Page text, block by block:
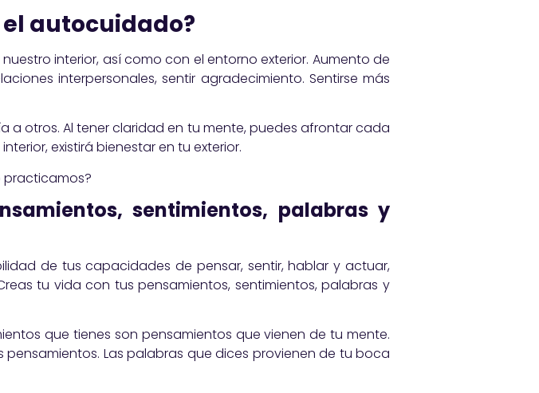
autocuidado?
interior, así como con el entorno exterior. Aumento de
interpersonales, sentir agradecimiento. Sentirse más
a otros. Al tener claridad en tu mente, puedes afrontar cada
existirá bienestar en tu exterior.
practicamos?
sentimientos, palabras y
de tus capacidades de pensar, sentir, hablar y actuar,
tu vida con tus pensamientos, sentimientos, palabras y
que tienes son pensamientos que vienen de tu mente.
Las palabras que dices provienen de tu boca